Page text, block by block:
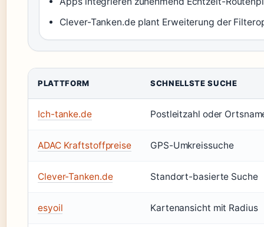
Clever-Tanken.de plant Erweiterung der
PLATTFORM SCHNELLSTE SUCHE
Ich-tanke.de Postleitzahl oder
ADAC Kraftstoffpreise GPS-Umkreissuche
Clever-Tanken.de Standort-basierte Suche
esyoil Kartenansicht mit Radius